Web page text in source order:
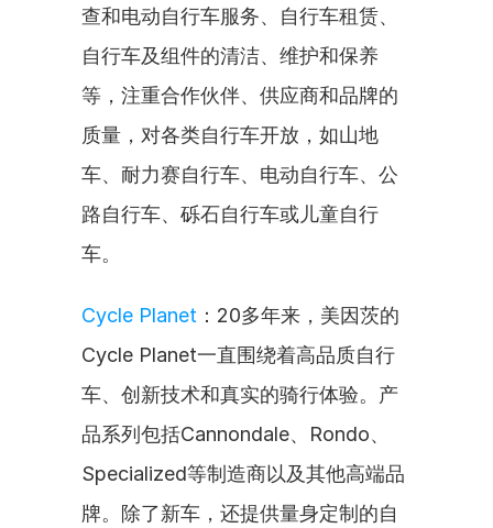
查和电动自行车服务、自行车租赁、
自行车及组件的清洁、维护和保养
等，注重合作伙伴、供应商和品牌的
质量，对各类自行车开放，如山地
车、耐力赛自行车、电动自行车、公
路自行车、砾石自行车或儿童自行
车。
Cycle Planet ：20多年来，美因茨的
Cycle Planet一直围绕着高品质自行
车、创新技术和真实的骑行体验。产
品系列包括Cannondale、Rondo、
Specialized等制造商以及其他高端品
牌。除了新车，还提供量身定制的自